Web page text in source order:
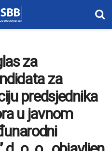
za
za
predsjednika
u javnom